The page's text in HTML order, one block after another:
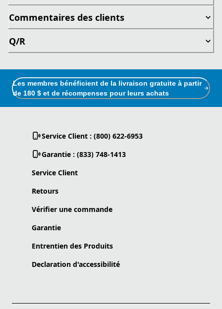
Commentaires des clients
Q/R
Les membres bénéficient de la livraison gratuite à partir
de 180 $ et de récompenses pour leurs achats
Service Client : (800) 622-6953
Garantie : (833) 748-1413
Service Client
Retours
Vérifier une commande
Garantie
Entrentien des Produits
Declaration d'accessibilité